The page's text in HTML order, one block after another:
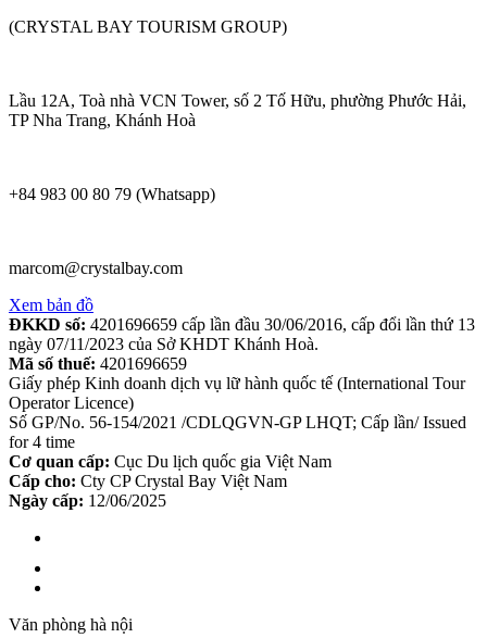
(CRYSTAL BAY TOURISM GROUP)
Lầu 12A, Toà nhà VCN Tower, số 2 Tố Hữu, phường Phước Hải,
TP Nha Trang, Khánh Hoà
+84 983 00 80 79 (Whatsapp)
marcom@crystalbay.com
Xem bản đồ
ĐKKD số: 4201696659 cấp lần đầu 30/06/2016, cấp đổi lần thứ 13
ngày 07/11/2023 của Sở KHDT Khánh Hoà.
Mã số thuế: 4201696659
Giấy phép Kinh doanh dịch vụ lữ hành quốc tế (International Tour
Operator Licence)
Số GP/No. 56-154/2021 /CDLQGVN-GP LHQT; Cấp lần/ Issued
for 4 time
Cơ quan cấp: Cục Du lịch quốc gia Việt Nam
Cấp cho: Cty CP Crystal Bay Việt Nam
Ngày cấp: 12/06/2025
Văn phòng hà nội